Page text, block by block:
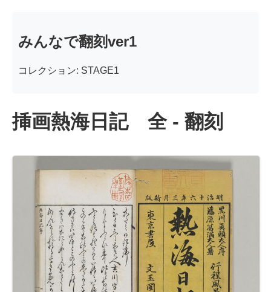
みんなで翻刻ver1
コレクション: STAGE1
挿画熱海日記 全 - 翻刻